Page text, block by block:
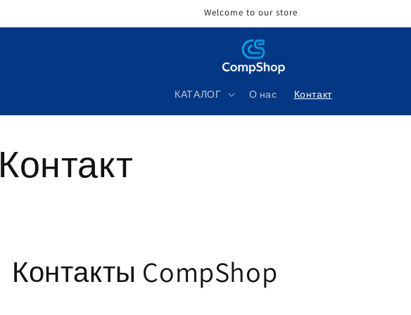
Welcome to our store
КАТАЛОГ О нас Контакт
Контакт
Контакты CompShop